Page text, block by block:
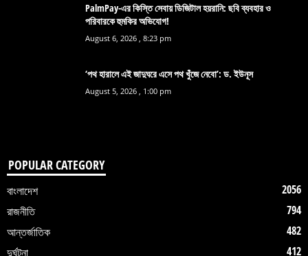
PalmPay-এর কিস্তি সেবায় ডিজিটাল হয়রানি: ছবি ব্যবহার ও
পরিবারকে হুমকির অভিযোগ!
August 6, 2026 , 8:23 pm
‘পথ হারালে এই জাদুঘরে এসে পথ খুঁজে নেবো’: ড. ইউনূস
August 5, 2026 , 1:00 pm
POPULAR CATEGORY
বাংলাদেশ
2056
রাজনীতি
794
আন্তর্জাতিক
482
দুর্ঘটনা
412